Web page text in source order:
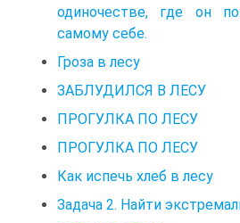
одиночестве, где он
самому себе.
Гроза в лесу
ЗАБЛУДИЛСЯ В ЛЕСУ
ПРОГУЛКА ПО ЛЕСУ
ПРОГУЛКА ПО ЛЕСУ
Как испечь хлеб в лесу
Задача 2. Найти